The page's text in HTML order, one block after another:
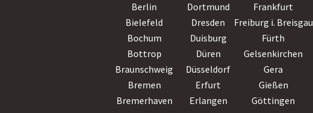
Berlin
Dortmund Frankfurt
Bielefeld
Dresden Freiburg i. Breisgau
Bochum
Duisburg Fürth
Bottrop
Düren Gelsenkirchen
Braunschweig
Düsseldorf Gera
Bremen
Erfurt Gießen
Bremerhaven
Erlangen Göttingen